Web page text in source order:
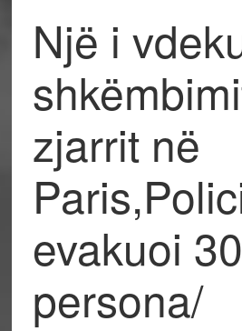
Një i
zjarrit në
evakuoi
persona/